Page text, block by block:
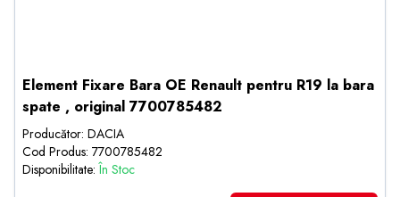
Element Fixare Bara OE Renault pentru R19 la bara
spate , original 7700785482
Producător: DACIA
Cod Produs: 7700785482
Disponibilitate:În Stoc